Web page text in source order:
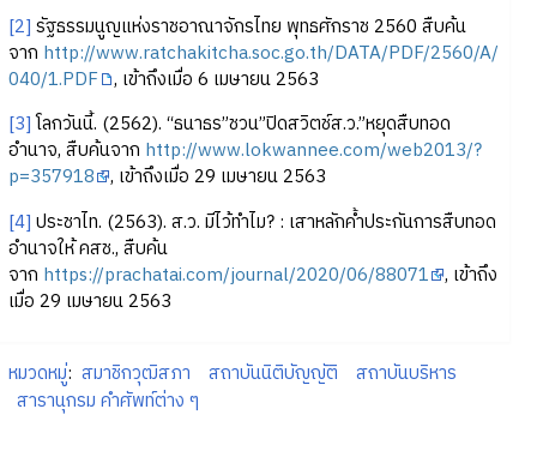
[2] รัฐธรรมนูญแห่งราชอาณาจักรไทย พุทธศักราช 2560 สืบค้น
จาก http://www.ratchakitcha.soc.go.th/DATA/PDF/2560/A/
040/1.PDF , เข้าถึงเมื่อ 6 เมษายน 2563
[3]โลกวันนี้. (2562). “ธนาธร”ชวน”ปิดสวิตช์ส.ว.”หยุดสืบทอด
อำนาจ, สืบค้นจาก http://www.lokwannee.com/web2013/?
p=357918 , เข้าถึงเมื่อ 29 เมษายน 2563
[4] ประชาไท. (2563). ส.ว. มีไว้ทำไม? : เสาหลักค้ำประกันการสืบทอด
อำนาจให้ คสช., สืบค้น
จาก https://prachatai.com/journal/2020/06/88071 , เข้าถึง
เมื่อ 29 เมษายน 2563
หมวดหมู่: สมาชิกวุฒิสภา สถาบันนิติบัญญัติ
สถาบันบริหาร
สารานุกรม คำศัพท์ต่าง ๆ